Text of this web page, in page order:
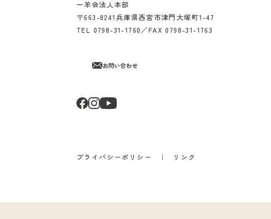
一羊会法人本部
〒663-8241兵庫県西宮市津門大塚町1-47
TEL 0798-31-1760／FAX 0798-31-1763
お問い合わせ
プライバシーポリシー リンク